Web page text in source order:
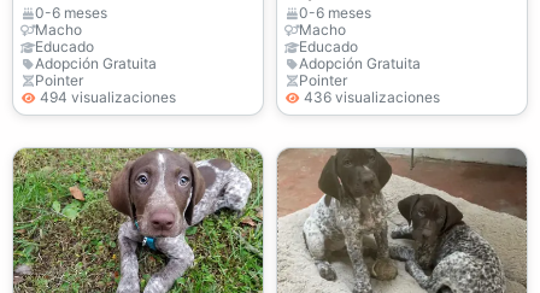
0-6 meses
Macho
Educado
Adopción Gratuita
Pointer
494 visualizaciones
0-6 meses
Macho
Educado
Adopción Gratuita
Pointer
436 visualizaciones